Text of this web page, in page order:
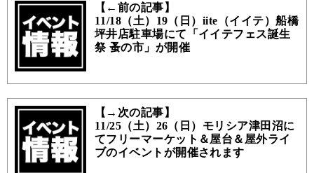
【←前の記事】
11/18（土）19（日）iite（イイテ）船橋
坪井店駐車場にて「イイテフェス誕生
祭 蚤の市」が開催
【→次の記事】
11/25（土）26（日）モリシア津田沼に
てフリーマーケット＆屋台＆屋外ライ
ブのイベントが開催されます